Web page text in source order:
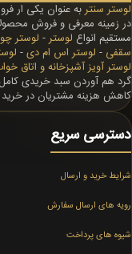
لوستر سنتربه عنوان یکی ار
در زمینه معرفی و فروش
مستقیم انواع لوستر- لوستر
سقفی - لوستر اس ام دی-
لوستر آویز آشپزخانه و اتاق
گرد هم آوردن سبد خریدی
کاهش هزینه مشتریان در خرید
دسترسی سریع
شرایط خرید و ارسال
رویه های ارسال سفارش
شیوه های پرداخت